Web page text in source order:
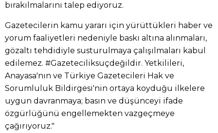
bırakılmalarını talep ediyoruz.
Gazetecilerin kamu yararı için yürüttükleri haber ve
yorum faaliyetleri nedeniyle baskı altına alınmaları,
gözaltı tehdidiyle susturulmaya çalışılmaları kabul
edilemez. #Gazeteciliksuçdeğildir. Yetkilileri,
Anayasa'nın ve Türkiye Gazetecileri Hak ve
Sorumluluk Bildirgesi'nin ortaya koyduğu ilkelere
uygun davranmaya; basın ve düşünceyi ifade
özgürlüğünü engellemekten vazgeçmeye
çağırıyoruz."